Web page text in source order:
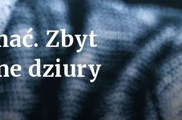
Zbyt
dziury